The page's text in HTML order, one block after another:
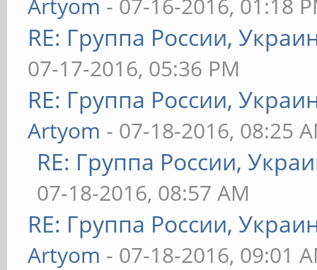
Artyom - 07-16-2016, 01:18
RE: Группа России,
07-17-2016, 05:36 PM
RE: Группа России,
Artyom - 07-18-2016, 08:25
RE: Группа России,
07-18-2016, 08:57 AM
RE: Группа России,
Artyom - 07-18-2016, 09:01